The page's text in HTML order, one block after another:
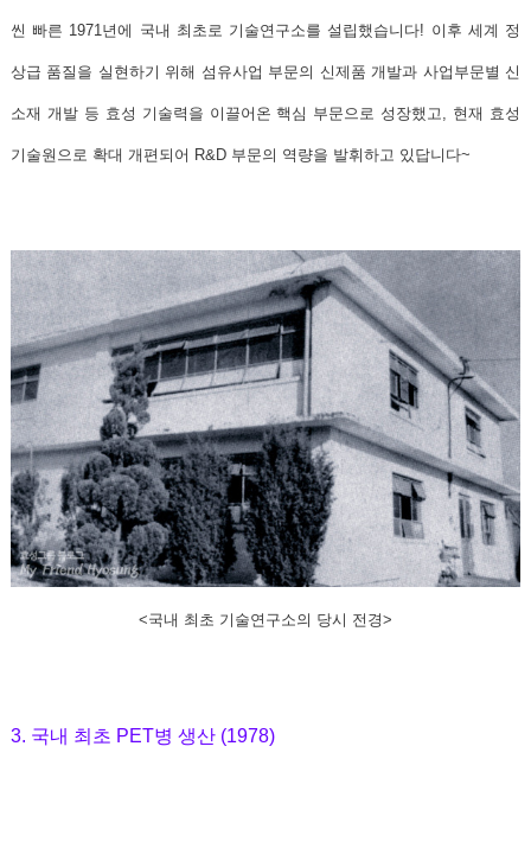
씬 빠른 1971년에 국내 최초로 기술연구소를 설립했습니다! 이후 세계 정
상급 품질을 실현하기 위해 섬유사업 부문의 신제품 개발과 사업부문별 신
소재 개발 등 효성 기술력을 이끌어온 핵심 부문으로 성장했고, 현재 효성
기술원으로 확대 개편되어 R&D 부문의 역량을 발휘하고 있답니다~
<국내 최초 기술연구소의 당시 전경>
3. 국내 최초 PET병 생산 (1978)